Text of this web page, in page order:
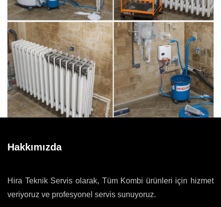
Hakkımızda
Hira Teknik Servis olarak, Tüm Kombi ürünleri için hizmet
veriyoruz ve profesyonel servis sunuyoruz.